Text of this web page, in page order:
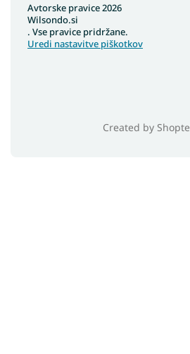
Created by
Avtorske pravice 2026
Wilsondo.si
. Vse pravice pridržane.
Uredi nastavitve piškotkov